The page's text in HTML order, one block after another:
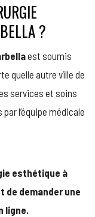
?
est soumis
quelle autre ville de
services et soins
l’équipe médicale
esthétique à
de demander une
ligne.